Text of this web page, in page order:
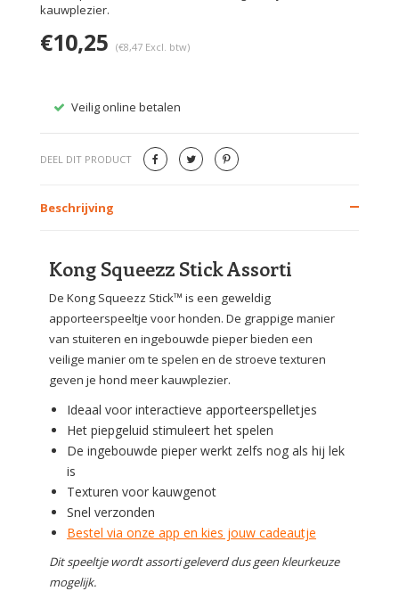
kauwplezier.
€10,25 (€8,47 Excl. btw)
Veilig online betalen
DEEL DIT PRODUCT
Beschrijving
Kong Squeezz Stick Assorti
De Kong Squeezz Stick™ is een geweldig
apporteerspeeltje voor honden. De grappige manier
van stuiteren en ingebouwde pieper bieden een
veilige manier om te spelen en de stroeve texturen
geven je hond meer kauwplezier.
Ideaal voor interactieve apporteerspelletjes
Het piepgeluid stimuleert het spelen
De ingebouwde pieper werkt zelfs nog als hij lek
is
Texturen voor kauwgenot
Snel verzonden
Bestel via onze app en kies jouw cadeautje
Dit speeltje wordt assorti geleverd dus geen kleurkeuze
mogelijk.